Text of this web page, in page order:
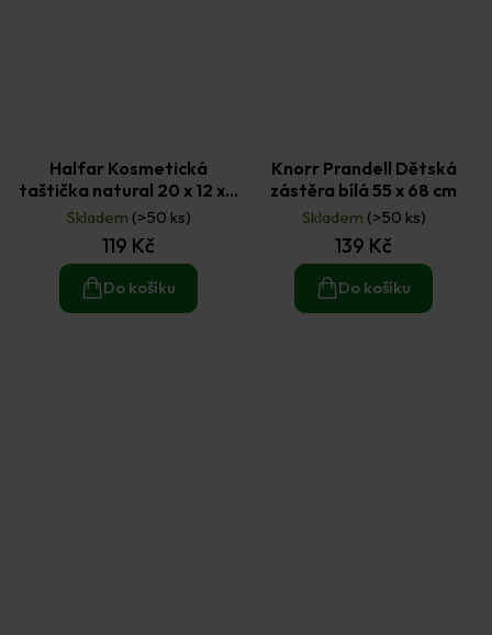
Halfar Kosmetická
taštička natural 20 x 12 x 4
cm
Skladem (>50 ks)
119 Kč
Do košíku
Knorr Prandell Dětská
zástěra bílá 55 x 68 cm
Skladem (>50 ks)
139 Kč
Do košíku